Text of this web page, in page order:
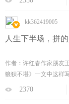
kk362419005
人生下半场，拼
作者：许红春作家朋友
狼狈不堪》一文中这样
2370